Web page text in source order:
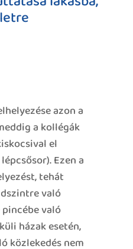
azon a
a kollégák
el
Ezen a
tehát
való
való
házak esetén,
közlekedés nem